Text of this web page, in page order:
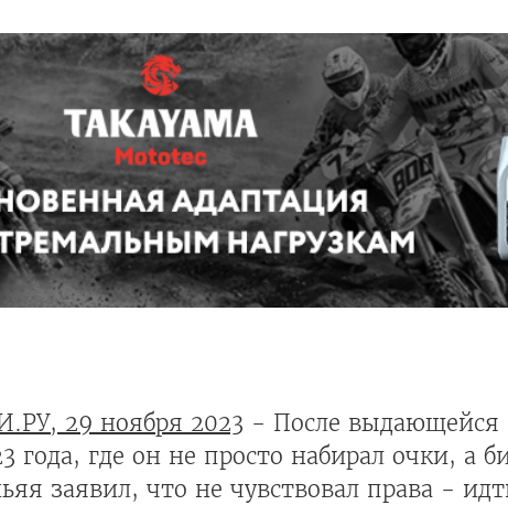
29 ноября 2023 - После выдающейся
года, где он не просто набирал очки, а
заявил, что не чувствовал права -